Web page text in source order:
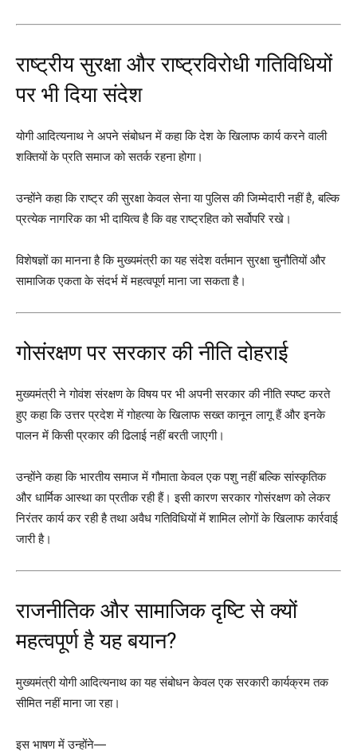
राष्ट्रीय सुरक्षा और राष्ट्रविरोधी गतिविधियों
पर भी दिया संदेश
योगी आदित्यनाथ ने अपने संबोधन में कहा कि देश के खिलाफ कार्य करने वाली
शक्तियों के प्रति समाज को सतर्क रहना होगा।
उन्होंने कहा कि राष्ट्र की सुरक्षा केवल सेना या पुलिस की जिम्मेदारी नहीं है, बल्कि
प्रत्येक नागरिक का भी दायित्व है कि वह राष्ट्रहित को सर्वोपरि रखे।
विशेषज्ञों का मानना है कि मुख्यमंत्री का यह संदेश वर्तमान सुरक्षा चुनौतियों और
सामाजिक एकता के संदर्भ में महत्वपूर्ण माना जा सकता है।
गोसंरक्षण पर सरकार की नीति दोहराई
मुख्यमंत्री ने गोवंश संरक्षण के विषय पर भी अपनी सरकार की नीति स्पष्ट करते
हुए कहा कि उत्तर प्रदेश में गोहत्या के खिलाफ सख्त कानून लागू हैं और इनके
पालन में किसी प्रकार की ढिलाई नहीं बरती जाएगी।
उन्होंने कहा कि भारतीय समाज में गौमाता केवल एक पशु नहीं बल्कि सांस्कृतिक
और धार्मिक आस्था का प्रतीक रही हैं। इसी कारण सरकार गोसंरक्षण को लेकर
निरंतर कार्य कर रही है तथा अवैध गतिविधियों में शामिल लोगों के खिलाफ कार्रवाई
जारी है।
राजनीतिक और सामाजिक दृष्टि से क्यों
महत्वपूर्ण है यह बयान?
मुख्यमंत्री योगी आदित्यनाथ का यह संबोधन केवल एक सरकारी कार्यक्रम तक
सीमित नहीं माना जा रहा।
इस भाषण में उन्होंने—